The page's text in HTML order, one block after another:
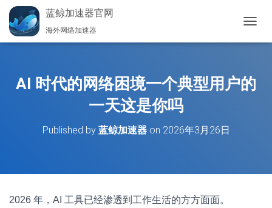
蓝鲸加速器官网
海外网络加速器
换
AI 时代的网络困境一个典型用户的
一天这是你吗
Published by 蓝鲸加速器on 2026年3月26日
2026 年，AI 工具已经渗透到工作生活的方方面面。